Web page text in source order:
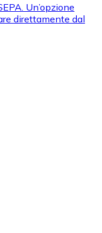
Un’opzione
direttamente dal